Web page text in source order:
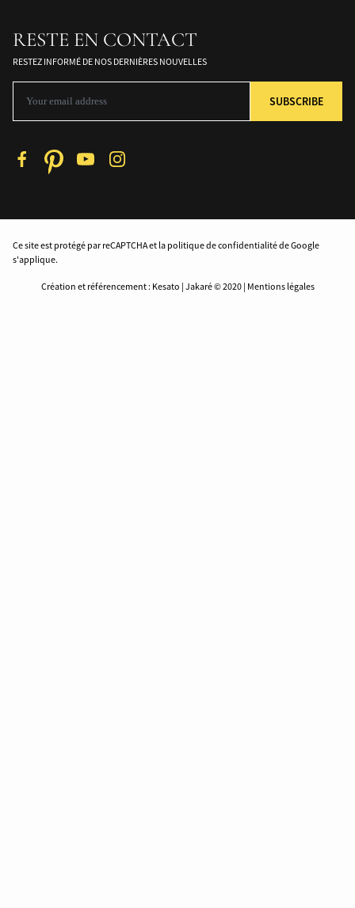
RESTE EN CONTACT
RESTEZ INFORMÉ DE NOS DERNIÈRES NOUVELLES
Ce site est protégé par reCAPTCHA et la politique de confidentialité de Google
s'applique.
Création et référencement : Kesato | Jakaré © 2020 | Mentions légales